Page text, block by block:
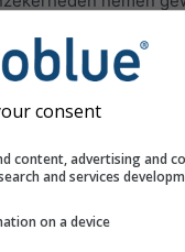
voorspelling.
„ensemble“-
in te
consent
content, advertising and
and services
on a device